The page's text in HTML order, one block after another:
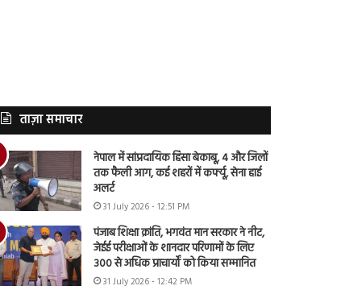
ताज़ा समाचार
नेपाल में सांप्रदायिक हिंसा बेकाबू, 4 और जिलों
तक फैली आग, कई शहरों में कर्फ्यू, सेना हाई
अलर्ट
31 July 2026 - 12:51 PM
पंजाब शिक्षा क्रांति, भगवंत मान सरकार ने नीट,
जेईई परीक्षाओं के शानदार परिणामों के लिए
300 से अधिक प्राचार्यों को किया सम्मानित
31 July 2026 - 12:42 PM